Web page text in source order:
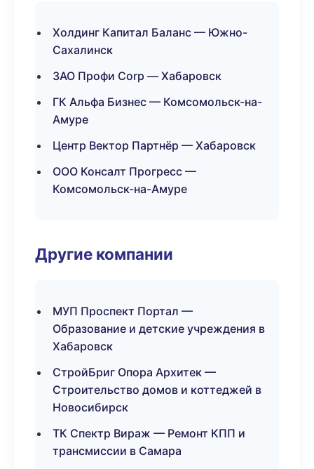
Холдинг Капитал Баланс — Южно-
Сахалинск
ЗАО Профи Corp — Хабаровск
ГК Альфа Бизнес — Комсомольск-на-
Амуре
Центр Вектор Партнёр — Хабаровск
ООО Консалт Прогресс —
Комсомольск-на-Амуре
Другие компании
МУП Проспект Портал —
Образование и детские учреждения в
Хабаровск
СтройБриг Опора Архитек —
Строительство домов и коттеджей в
Новосибирск
ТК Спектр Вираж — Ремонт КПП и
трансмиссии в Самара